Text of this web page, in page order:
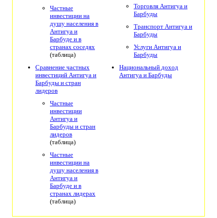
Частные
инвестиции на
душу населения в
Антигуа и
Барбуде и в
странах соседях
(таблица)
Сравнение частных
инвестиций Антигуа и
Барбуды и стран
лидеров
Частные
инвестиции
Антигуа и
Барбуды и стран
лидеров
(таблица)
Частные
инвестиции на
душу населения в
Антигуа и
Барбуде и в
странах лидерах
(таблица)
Торговля Антигуа и
Барбуды
Транспорт Антигуа и
Барбуды
Услуги Антигуа и
Барбуды
Национальный доход
Антигуа и Барбуды